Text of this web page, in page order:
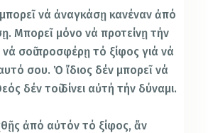
νά ἀναγκάσῃ κανέναν ἀπό
Μπορεῖ μόνο νά προτείνῃ τήν
σοῦ προσφέρῃ τό ξίφος γιά νά
σου. Ὁ ἴδιος δέν μπορεῖ νά
δέν τοῦ δίνει αὐτή τήν δύναμι.
ἀπό αὐτόν τό ξίφος, ἄν